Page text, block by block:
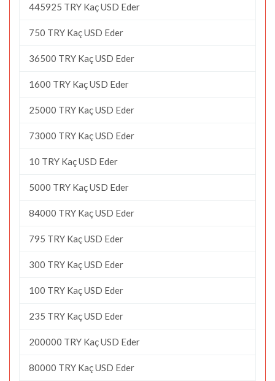
445925 TRY Kaç USD Eder
750 TRY Kaç USD Eder
36500 TRY Kaç USD Eder
1600 TRY Kaç USD Eder
25000 TRY Kaç USD Eder
73000 TRY Kaç USD Eder
10 TRY Kaç USD Eder
5000 TRY Kaç USD Eder
84000 TRY Kaç USD Eder
795 TRY Kaç USD Eder
300 TRY Kaç USD Eder
100 TRY Kaç USD Eder
235 TRY Kaç USD Eder
200000 TRY Kaç USD Eder
80000 TRY Kaç USD Eder